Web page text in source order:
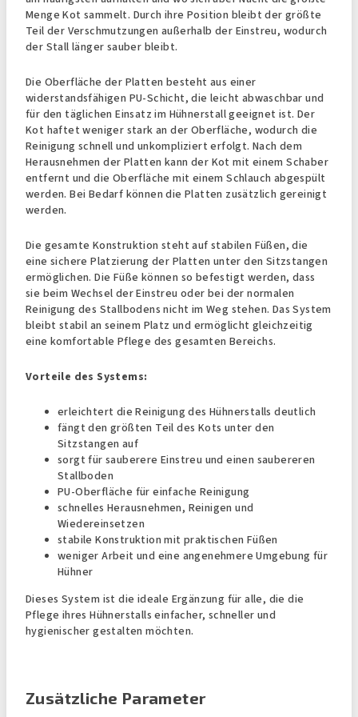
Menge Kot sammelt. Durch ihre Position bleibt der größte
Teil der Verschmutzungen außerhalb der Einstreu, wodurch
der Stall länger sauber bleibt.
Die Oberfläche der Platten besteht aus einer
widerstandsfähigen PU-Schicht, die leicht abwaschbar und
für den täglichen Einsatz im Hühnerstall geeignet ist. Der
Kot haftet weniger stark an der Oberfläche, wodurch die
Reinigung schnell und unkompliziert erfolgt. Nach dem
Herausnehmen der Platten kann der Kot mit einem Schaber
entfernt und die Oberfläche mit einem Schlauch abgespült
werden. Bei Bedarf können die Platten zusätzlich gereinigt
werden.
Die gesamte Konstruktion steht auf stabilen Füßen, die
eine sichere Platzierung der Platten unter den Sitzstangen
ermöglichen. Die Füße können so befestigt werden, dass
sie beim Wechsel der Einstreu oder bei der normalen
Reinigung des Stallbodens nicht im Weg stehen. Das System
bleibt stabil an seinem Platz und ermöglicht gleichzeitig
eine komfortable Pflege des gesamten Bereichs.
Vorteile des Systems:
erleichtert die Reinigung des Hühnerstalls deutlich
fängt den größten Teil des Kots unter den
Sitzstangen auf
sorgt für sauberere Einstreu und einen saubereren
Stallboden
PU-Oberfläche für einfache Reinigung
schnelles Herausnehmen, Reinigen und
Wiedereinsetzen
stabile Konstruktion mit praktischen Füßen
weniger Arbeit und eine angenehmere Umgebung für
Hühner
Dieses System ist die ideale Ergänzung für alle, die die
Pflege ihres Hühnerstalls einfacher, schneller und
hygienischer gestalten möchten.
Zusätzliche Parameter